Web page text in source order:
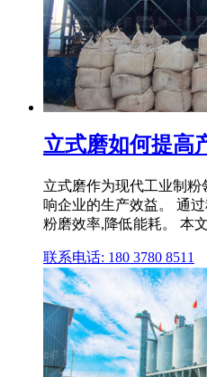
立式磨如何提高
立式磨作为现代工业制
响企业的生产效益。 通
粉磨效率,降低能耗。 本
联系电话: 180 3780 8511